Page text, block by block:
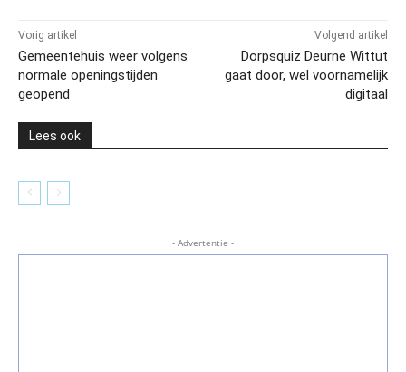
Vorig artikel
Gemeentehuis weer volgens
normale openingstijden
geopend
Volgend artikel
Dorpsquiz Deurne Wittut
gaat door, wel voornamelijk
digitaal
Lees ook
- Advertentie -